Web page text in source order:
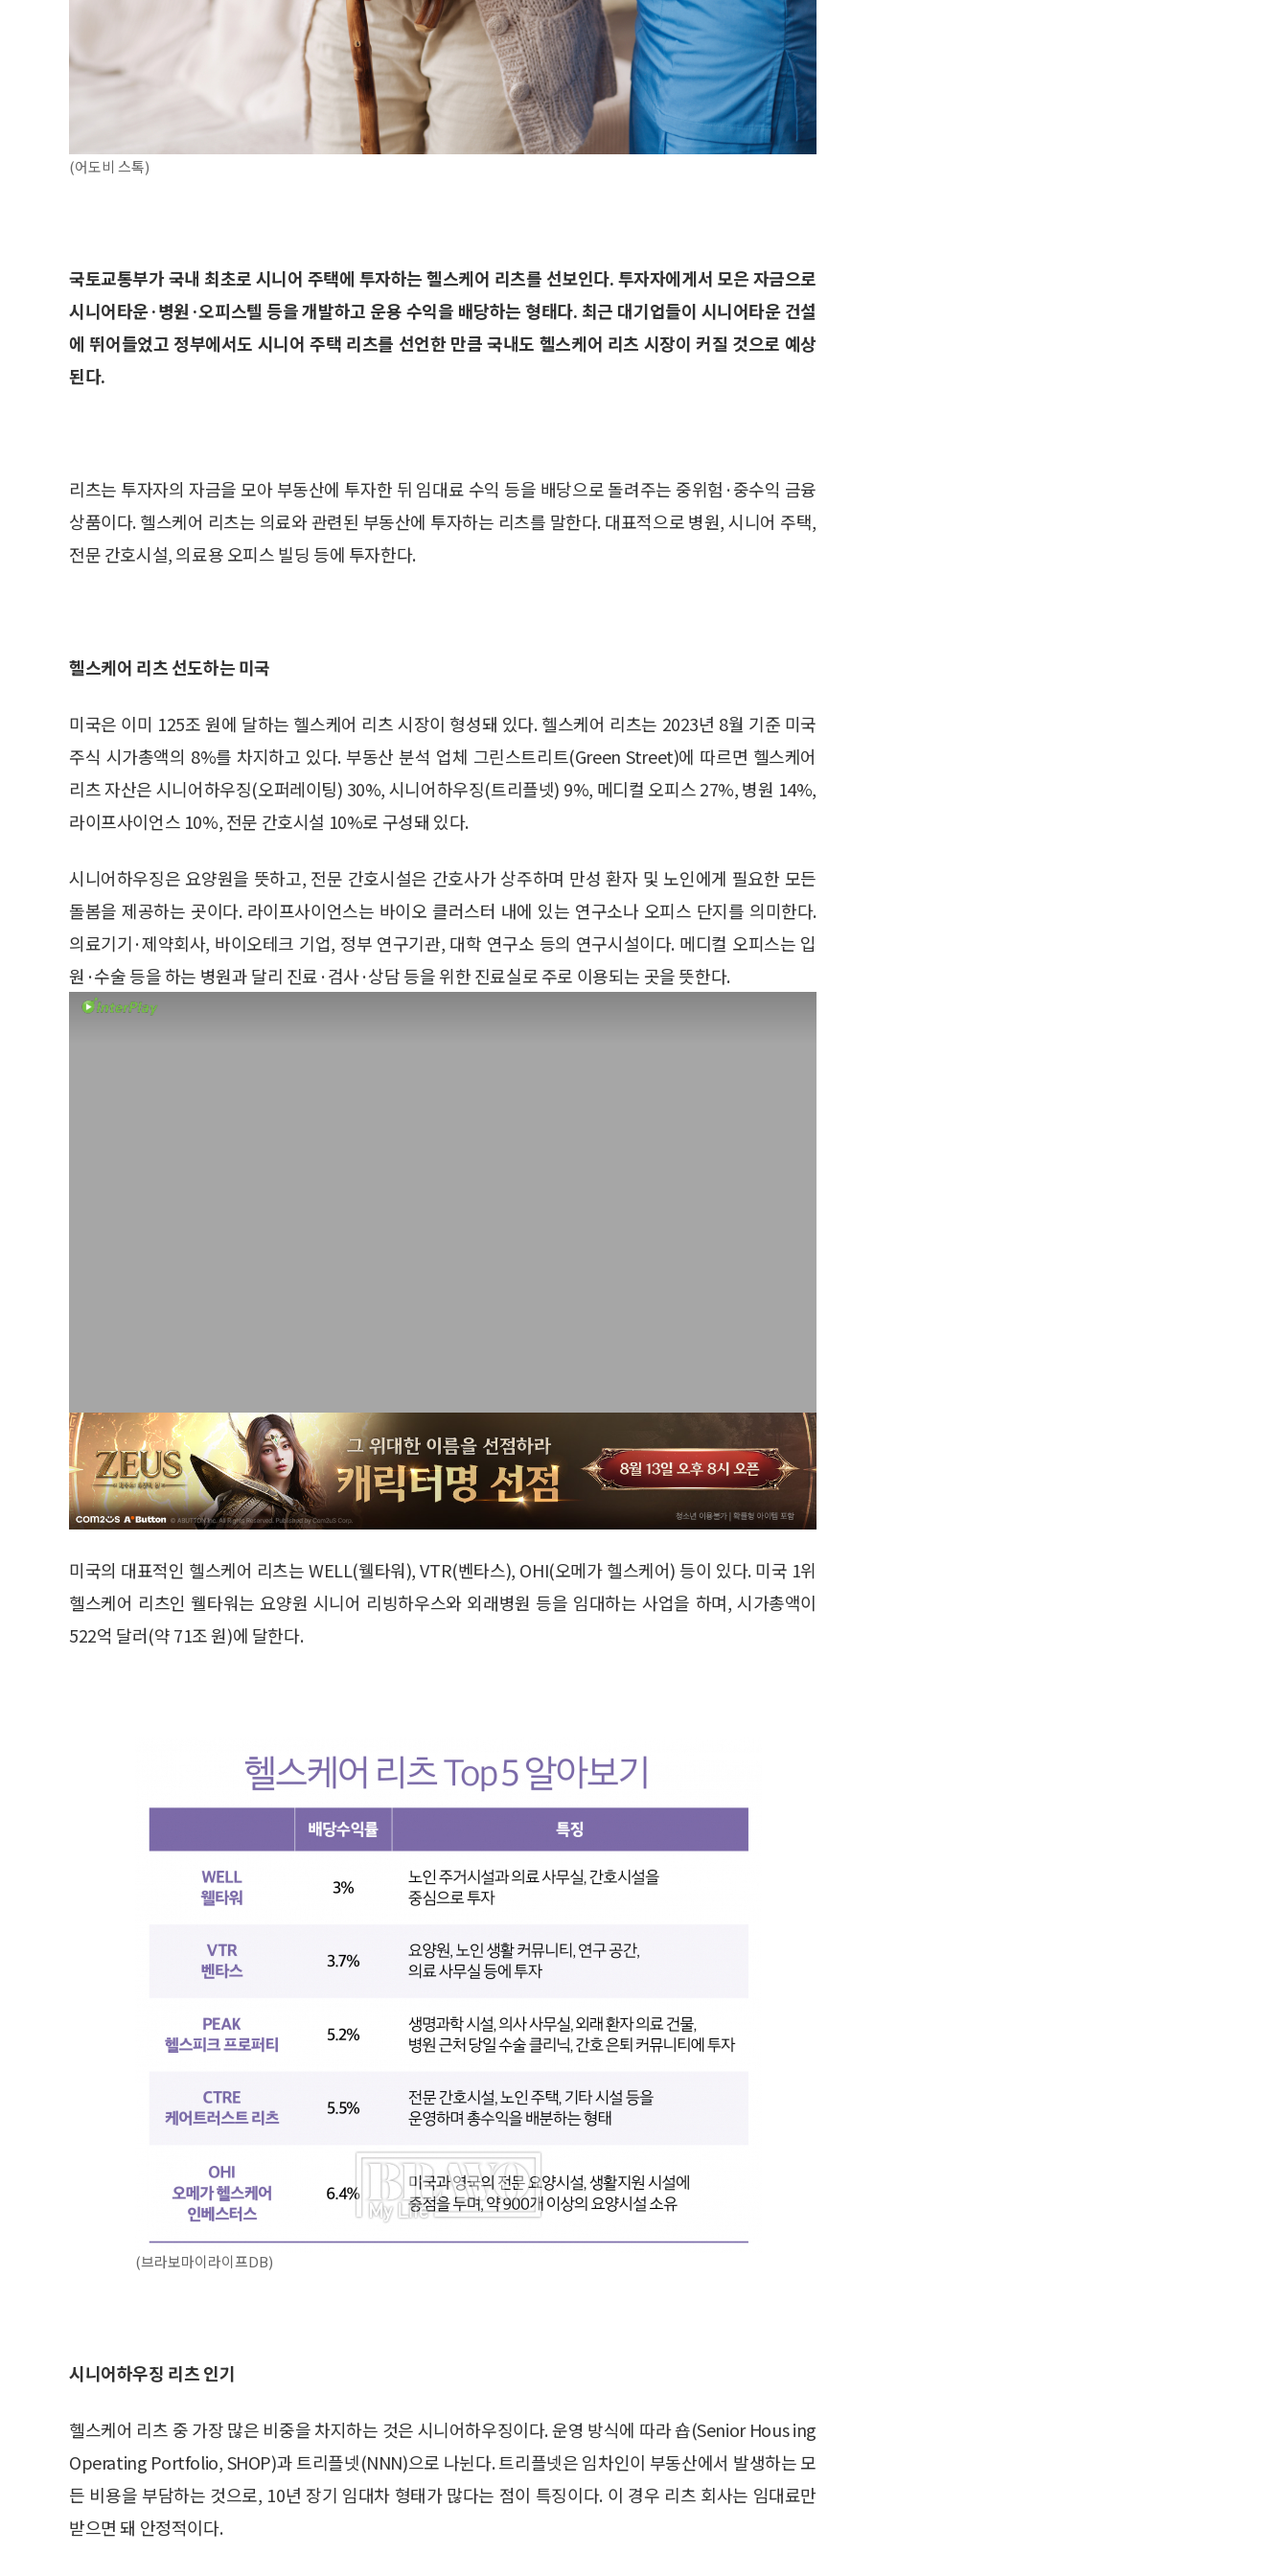
(어도비 스톡)
국토교통부가 국내 최초로 시니어 주택에 투자하는 헬스케어 리츠를 선보인다. 투자자에게서 모은 자금으로
시니어타운·병원·오피스텔 등을 개발하고 운용 수익을 배당하는 형태다. 최근 대기업들이 시니어타운 건설
에 뛰어들었고 정부에서도 시니어 주택 리츠를 선언한 만큼 국내도 헬스케어 리츠 시장이 커질 것으로 예상
된다.
리츠는 투자자의 자금을 모아 부동산에 투자한 뒤 임대료 수익 등을 배당으로 돌려주는 중위험·중수익 금융
상품이다. 헬스케어 리츠는 의료와 관련된 부동산에 투자하는 리츠를 말한다. 대표적으로 병원, 시니어 주택,
전문 간호시설, 의료용 오피스 빌딩 등에 투자한다.
헬스케어 리츠 선도하는 미국
미국은 이미 125조 원에 달하는 헬스케어 리츠 시장이 형성돼 있다. 헬스케어 리츠는 2023년 8월 기준 미국
주식 시가총액의 8%를 차지하고 있다. 부동산 분석 업체 그린스트리트(Green Street)에 따르면 헬스케어
리츠 자산은 시니어하우징(오퍼레이팅) 30%, 시니어하우징(트리플넷) 9%, 메디컬 오피스 27%, 병원 14%,
라이프사이언스 10%, 전문 간호시설 10%로 구성돼 있다.
시니어하우징은 요양원을 뜻하고, 전문 간호시설은 간호사가 상주하며 만성 환자 및 노인에게 필요한 모든
돌봄을 제공하는 곳이다. 라이프사이언스는 바이오 클러스터 내에 있는 연구소나 오피스 단지를 의미한다.
의료기기·제약회사, 바이오테크 기업, 정부 연구기관, 대학 연구소 등의 연구시설이다. 메디컬 오피스는 입
원·수술 등을 하는 병원과 달리 진료·검사·상담 등을 위한 진료실로 주로 이용되는 곳을 뜻한다.
미국의 대표적인 헬스케어 리츠는 WELL(웰타워), VTR(벤타스), OHI(오메가 헬스케어) 등이 있다. 미국 1위
헬스케어 리츠인 웰타워는 요양원 시니어 리빙하우스와 외래병원 등을 임대하는 사업을 하며, 시가총액이
522억 달러(약 71조 원)에 달한다.
(브라보마이라이프DB)
시니어하우징 리츠 인기
헬스케어 리츠 중 가장 많은 비중을 차지하는 것은 시니어하우징이다. 운영 방식에 따라 숍(Senior Hous ing
Operating Portfolio, SHOP)과 트리플넷(NNN)으로 나뉜다. 트리플넷은 임차인이 부동산에서 발생하는 모
든 비용을 부담하는 것으로, 10년 장기 임대차 형태가 많다는 점이 특징이다. 이 경우 리츠 회사는 임대료만
받으면 돼 안정적이다.